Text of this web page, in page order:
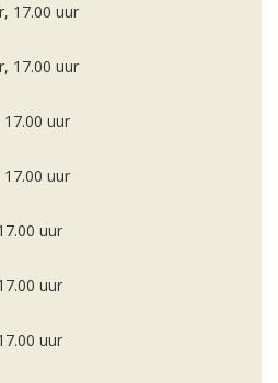
17.00 uur
17.00 uur
uur
uur
uur
uur
uur